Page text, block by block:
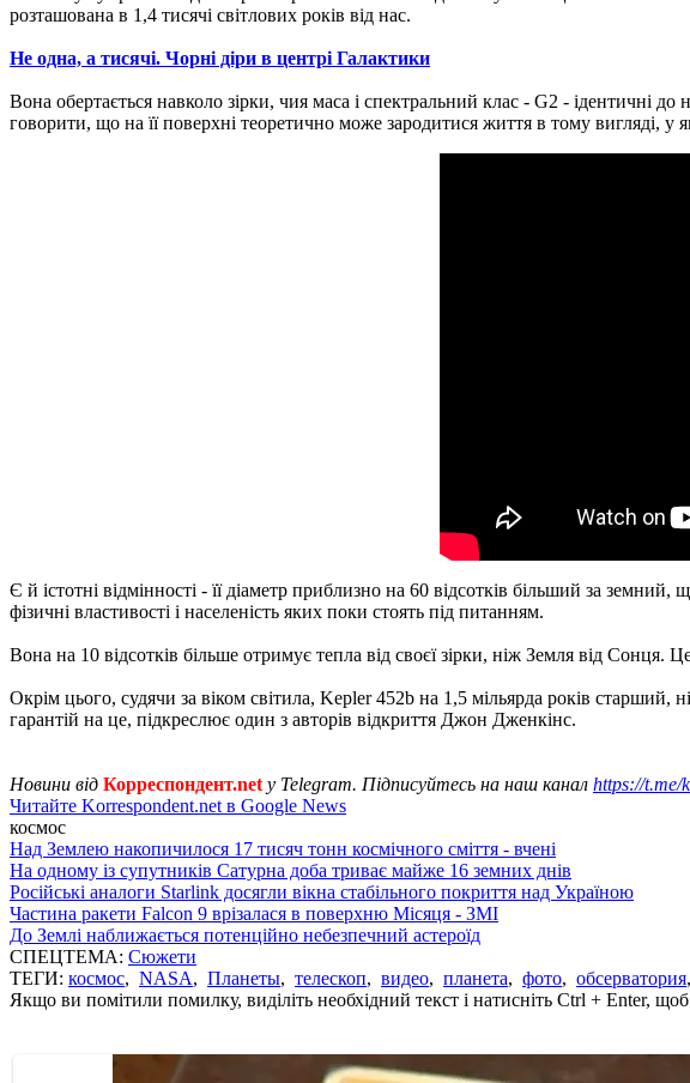
розташована в 1,4 тисячі світлових років від нас.
Не одна, а тисячі. Чорні діри в центрі Галактики
Вона обертається навколо зірки, чия маса і спектральний клас - G2 - ідентичні
говорити, що на її поверхні теоретично може зародитися життя в тому вигляді, у
Є й істотні відмінності - її діаметр приблизно на 60 відсотків більший за
фізичні властивості і населеність яких поки стоять під питанням.
Вона на 10 відсотків більше отримує тепла від своєї зірки, ніж Земля від Сонця.
Окрім цього, судячи за віком світила, Kepler 452b на 1,5 мільярда років
гарантій на це, підкреслює один з авторів відкриття Джон Дженкінс.
Новини від Корреспондент.net у Telegram. Підписуйтесь на наш канал https://t.me/
Читайте Korrespondent.net в Google News
космос
Над Землею накопичилося 17 тисяч тонн космічного сміття - вчені
На одному із супутників Сатурна доба триває майже 16 земних днів
Російські аналоги Starlink досягли вікна стабільного покриття над Україною
Частина ракети Falcon 9 врізалася в поверхню Місяця - ЗМІ
До Землі наближається потенційно небезпечний астероїд
СПЕЦТЕМА: Сюжети
ТЕГИ: космос, NASA, Планеты, телескоп, видео, планета, фото, обсерватория,
Якщо ви помітили помилку, виділіть необхідний текст і натисніть Ctrl + Enter,